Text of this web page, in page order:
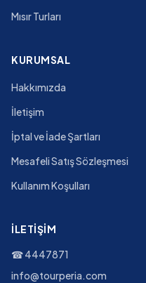
Mısır Turları
KURUMSAL
Hakkımızda
İletişim
İptal ve İade Şartları
Mesafeli Satış Sözleşmesi
Kullanım Koşulları
İLETIŞIM
☎4447871
info@tourperia.com